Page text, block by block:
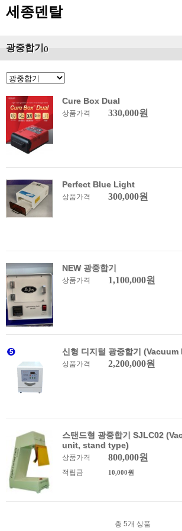
세종덴탈
광중합기 ()
Cure Box Dual
상품가격 330,000원
Perfect Blue Light
상품가격 300,000원
NEW 광중합기
상품가격 1,100,000원
신형 디지털 광중합기
상품가격 2,200,000원
스탠드형 광중합기 SJLC02
unit, stand type)
상품가격 800,000원
적립금 10,000원
총 5개 상품